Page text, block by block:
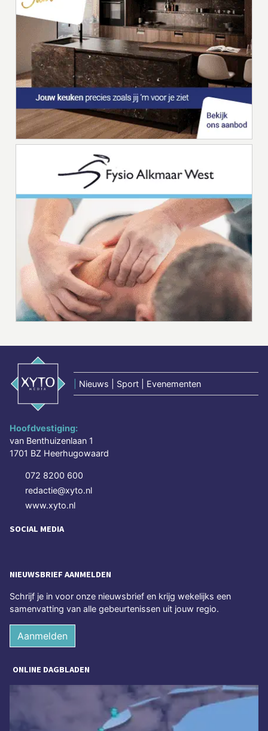
Nieuws | Sport | Evenementen
Hoofdvestiging:
van Benthuizenlaan 1
1701 BZ Heerhugowaard
072 8200 600
redactie@xyto.nl
www.xyto.nl
SOCIAL MEDIA
NIEUWSBRIEF AANMELDEN
Schrijf je in voor onze nieuwsbrief en krijg wekelijks een
samenvatting van alle gebeurtenissen uit jouw regio.
Aanmelden
ONLINE DAGBLADEN